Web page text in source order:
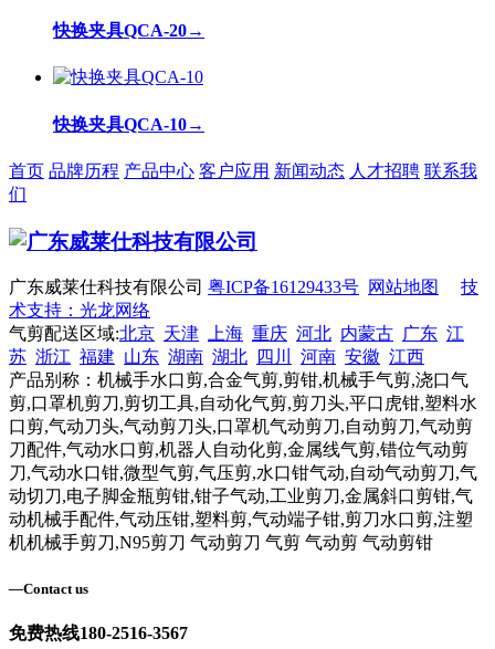
快换夹具QCA-20→
快换夹具QCA-10→
首页 品牌历程 产品中心 客户应用 新闻动态 人才招聘 联系我
们
广东威莱仕科技有限公司 粤ICP备16129433号 网站地图
技
术支持：光龙网络
气剪配送区域:北京 天津 上海 重庆 河北 内蒙古 广东 江
苏 浙江 福建 山东 湖南 湖北 四川 河南 安徽 江西
产品别称：机械手水口剪,合金气剪,剪钳,机械手气剪,浇口气
剪,口罩机剪刀,剪切工具,自动化气剪,剪刀头,平口虎钳,塑料水
口剪,气动刀头,气动剪刀头,口罩机气动剪刀,自动剪刀,气动剪
刀配件,气动水口剪,机器人自动化剪,金属线气剪,错位气动剪
刀,气动水口钳,微型气剪,气压剪,水口钳气动,自动气动剪刀,气
动切刀,电子脚金瓶剪钳,钳子气动,工业剪刀,金属斜口剪钳,气
动机械手配件,气动压钳,塑料剪,气动端子钳,剪刀水口剪,注塑
机机械手剪刀,N95剪刀 气动剪刀 气剪 气动剪 气动剪钳
—Contact us
免费热线180-2516-3567